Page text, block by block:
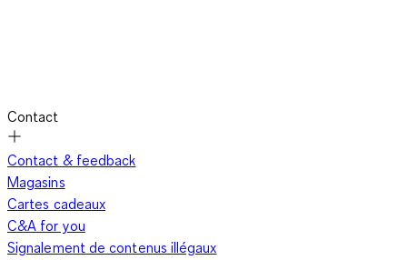
Contact
Contact & feedback
Magasins
Cartes cadeaux
C&A for you
Signalement de contenus illégaux